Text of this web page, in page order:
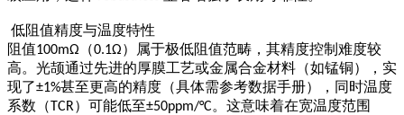
低阻值精度与温度特性
阻值100mΩ （0.1Ω）属于极低阻值范畴，其精度控制难度较
高。光颉通过先进的厚膜工艺或金属合金材料（如锰铜），实
现了±1%甚至更高的精度（具体需参考数据手册），同时温度
系数（TCR）可能低至±50ppm/°C。这意味着在宽温度范围